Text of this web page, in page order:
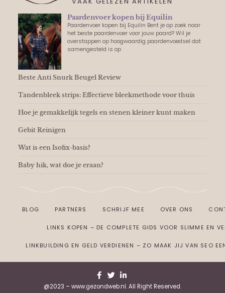
Paardenvoer kopen bij Equilin
Paardenvoer kopen bij Equilin Bent je op zoek naar
het beste paardenvoer voor jouw paard? Wil je
overstappen op hoogwaardig paardenvoedsel dat
samengesteld is op
Beste Anti Snurk Beugel Review
Tandenbleek strips: Effectieve bleekmethode voor thuis
Hoe je gemakkelijk tegels en stenen kleiner kunt maken
Gebit Reinigen
Wat is een Isofix-basis?
Baby hik, wat doe je eraan?
BLOG PARTNERS SCHRIJF MEE OVER ONS
LINKS KOPEN – DE COMPLETE GIDS VOOR SLIMME EN
LINKBUILDING EN GELD VERDIENEN – ZO MAAK JIJ VAN SEO
@2023 – www.gezondweb.nl. All Right Reserved.